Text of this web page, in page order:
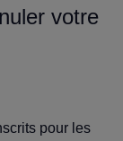
votre
pour les